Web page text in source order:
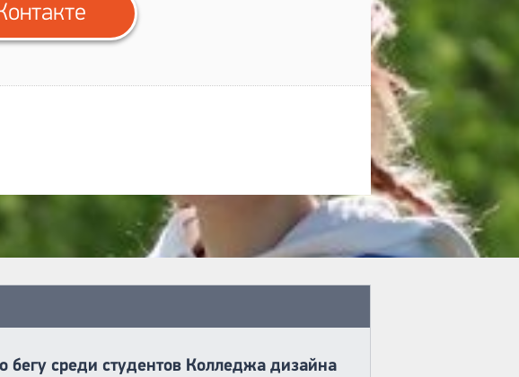
среди студентов Колледжа дизайна